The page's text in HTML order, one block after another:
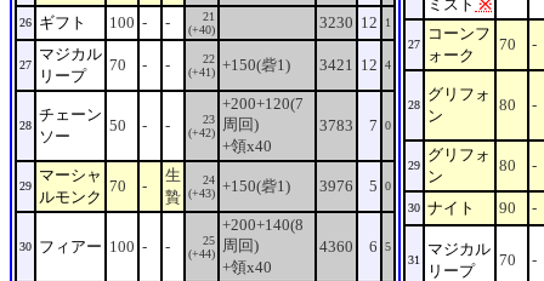
26 ギフト 100 - -
21
(+40)
3230 12 1
27
マジカル
リープ
70 - -
22
(+41) +150(砦1) 3421 12 4
28
チェーン
ソー
50 - -
23
(+42)
+200+120(7
周回)
+領x40
3783 7 0
29
マーシャ
ルモンク
70 -
生
贄
24
(+43) +150(砦1) 3976 5 0
30 フィアー 100 - -
25
(+44)
+200+140(8
周回)
+領x40
4360 6 5
ミスト ※
27
コーンフ
ォーク
70 -
28
グリフォ
ン
80 -
29
グリフォ
ン
80 -
30 ナイト 90 -
31
マジカル
リープ
70 -